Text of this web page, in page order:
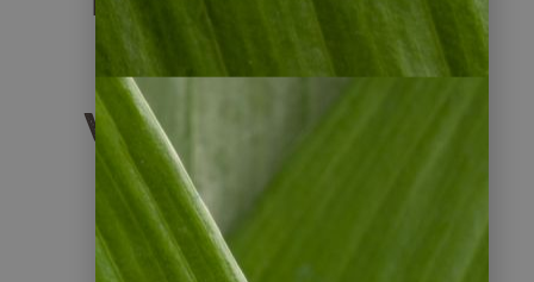
Lateinamerika mit dem Mietwagen
Weitere beliebte
Reiseziele für
Selbstfahrer